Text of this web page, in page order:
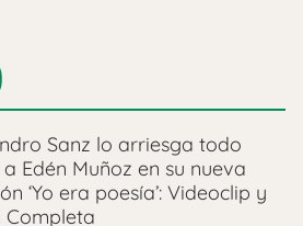
Sanz lo arriesga todo
Edén Muñoz en su nueva
‘Yo era poesía’: Videoclip y
Completa